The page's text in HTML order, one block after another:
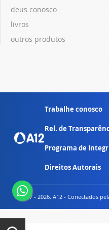
deus conosco
livros
outros produtos
Trabalhe conosco
Rel. de
Programa de
Direitos Autorais
© 2007 - 2026. A12 - Conectados